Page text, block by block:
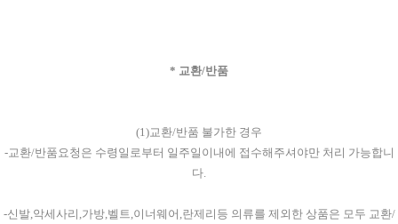
* 교환/반품
(1)교환/반품 불가한 경우
-교환/반품요청은 수령일로부터 일주일이내에 접수해주셔야만 처리 가능합니
다.
-신발,악세사리,가방,벨트,이너웨어,란제리등 의류를 제외한 상품은 모두 교환/